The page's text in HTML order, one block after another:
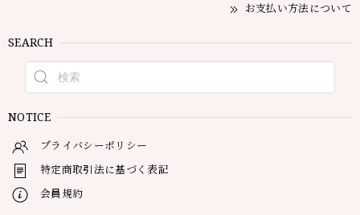
お支払い方法について
SEARCH
NOTICE
プライバシーポリシー
特定商取引法に基づく表記
会員規約